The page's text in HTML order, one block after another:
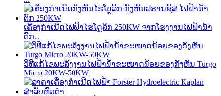
ເຄື່ອງກຳເນີດໄຟຟ້າໄຮໂດຼລິກ 250KW ຈາກໂຮງງານໄຟຟ້ານ້ຳ
ຕົກ...
ວິທີແກ້ໄຂພະລັງງານໄຟຟ້ານ້ຳຂະໜາດນ້ອຍຂອງກັງຫັນ Turgo
Micro 20KW-50KW